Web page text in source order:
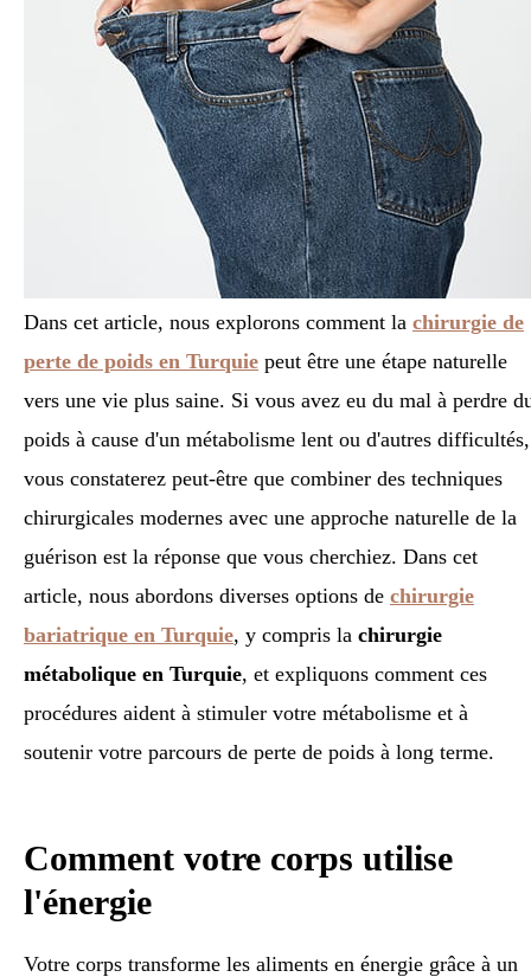
Dans cet article, nous explorons comment la chirurgie de
perte de poids en Turquie peut être une étape naturelle
vers une vie plus saine. Si vous avez eu du mal à perdre
poids à cause d'un métabolisme lent ou d'autres difficultés,
vous constaterez peut-être que combiner des techniques
chirurgicales modernes avec une approche naturelle de la
guérison est la réponse que vous cherchiez. Dans cet
article, nous abordons diverses options de chirurgie
bariatrique en Turquie, y compris la chirurgie
métabolique en Turquie, et expliquons comment ces
procédures aident à stimuler votre métabolisme et à
soutenir votre parcours de perte de poids à long terme.
Comment votre corps utilise
l'énergie
Votre corps transforme les aliments en énergie grâce à un